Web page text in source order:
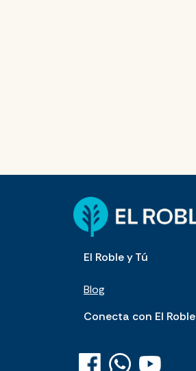
El Roble y Tú
Blog
Conecta con El Roble